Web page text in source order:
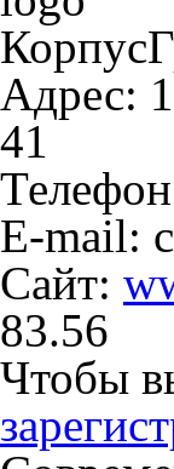
Адрес:
41
E-mail:
Сайт:
83.56
Чтобы